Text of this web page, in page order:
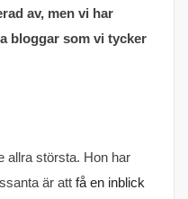
av, men vi har
bloggar som vi tycker
allra största. Hon har
är att få en inblick